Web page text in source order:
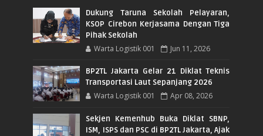
Dukung Taruna Sekolah Pelayaran,
KSOP Cirebon Kerjasama Dengan Tiga
Pihak Sekolah
Warta Logistik 001 Jun 11, 2026
BP2TL Jakarta Gelar 21 Diklat Teknis
Transportasi Laut Sepanjang 2026
Warta Logistik 001 Apr 08, 2026
Sekjen Kemenhub Buka Diklat SBNP,
ISM, ISPS dan PSC di BP2TL Jakarta, Ajak